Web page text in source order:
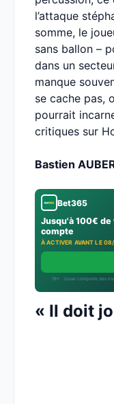
l’attaque
somme, le
sans ballon –
dans un
manque
se cache pas,
pourrait
critiques sur
Bastien
Bet365
Jusqu'à 100€
compte
À ACTIVER AVANT LE
18+ · Jouer comporte des
« Il doit